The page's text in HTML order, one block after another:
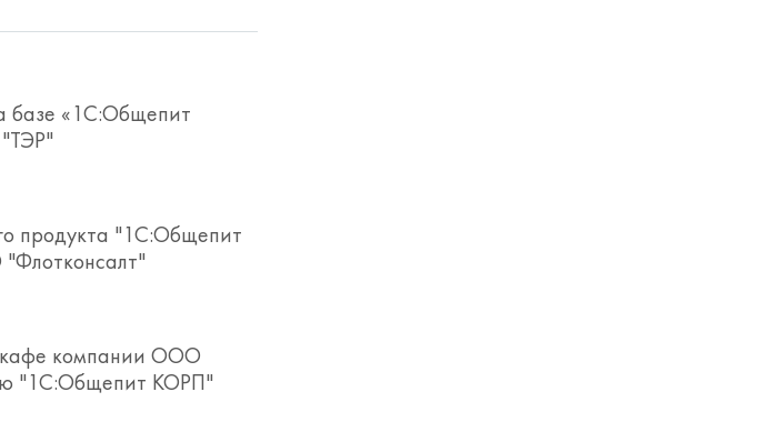
базе «1С:Общепит
продукта "1С:Общепит
кафе компании ООО
"1С:Общепит КОРП"